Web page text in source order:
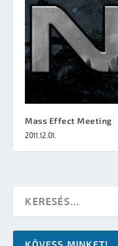
Mass Effect Meeting
2011.12.01.